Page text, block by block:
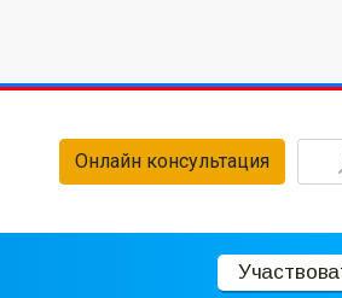
Онлайн консультация